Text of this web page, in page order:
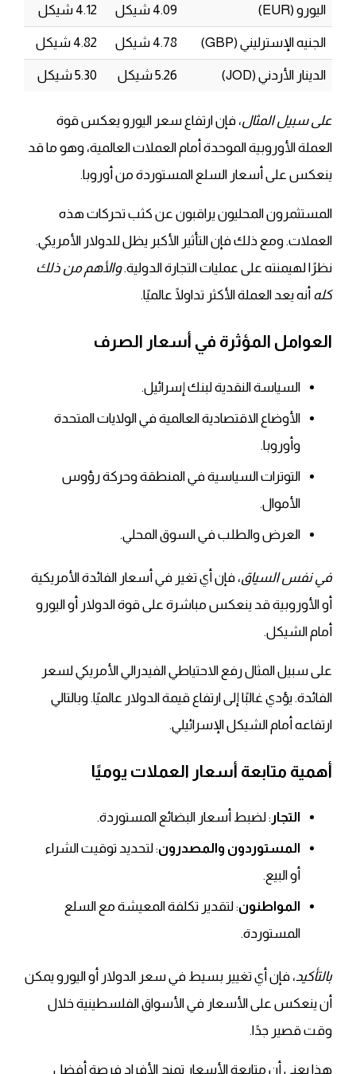
اليورو (EUR) 4.09 شيكل 4.12 شيكل
الجنيه الإسترليني (GBP) 4.78 شيكل 4.82 شيكل
الدينار الأردني (JOD) 5.26 شيكل 5.30 شيكل
على سبيل المثال، فإن ارتفاع سعر اليورو يعكس قوة
العملة الأوروبية الموحدة أمام العملات العالمية، وهو ما قد
ينعكس على أسعار السلع المستوردة من أوروبا.
المستثمرون المحليون يراقبون عن كثب تحركات هذه
العملات. ومع ذلك فإن التأثير الأكبر يظل للدولار الأمريكي.
نظرًا لهيمنته على عمليات التجارة الدولية.والأهم من ذلك
كله أنه يعد العملة الأكثر تداولًا عالميًا.
العوامل المؤثرة في أسعار الصرف
السياسة النقدية لبنك إسرائيل.
الأوضاع الاقتصادية العالمية في الولايات المتحدة
وأوروبا.
التوترات السياسية في المنطقة وحركة رؤوس
الأموال.
العرض والطلب في السوق المحلي.
في نفس السياق، فإن أي تغير في أسعار الفائدة الأمريكية
أو الأوروبية قد ينعكس مباشرة على قوة الدولار أو اليورو
أمام الشيكل.
على سبيل المثال رفع الاحتياطي الفيدرالي الأمريكي لسعر
الفائدة. يؤدي غالبًا إلى ارتفاع قيمة الدولار عالميًا. وبالتالي
ارتفاعه أمام الشيكل الإسرائيلي.
أهمية متابعة أسعار العملات يوميًا
التجار : لضبط أسعار البضائع المستوردة.
المستوردون والمصدرون: لتحديد توقيت الشراء
أو البيع.
المواطنون: لتقدير تكلفة المعيشة مع السلع
المستوردة.
بالتأكيد، فإن أي تغيير بسيط في سعر الدولار أو اليورو يمكن
أن ينعكس على الأسعار في الأسواق الفلسطينية خلال
وقت قصير جدًا.
هذا يعني أن متابعة الأسعار تمنح الأفراد فرصة أفضل